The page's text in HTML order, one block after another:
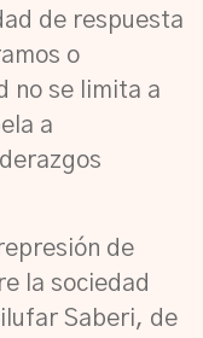
de respuesta
o
no se limita a
a
de
la sociedad
Saberi, de